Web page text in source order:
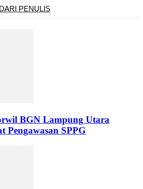
DARI PENULIS
BGN Lampung Utara
Pengawasan SPPG